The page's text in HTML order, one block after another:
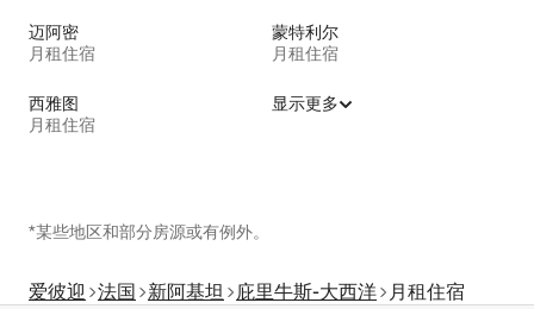
迈阿密
月租住宿
蒙特利尔
月租住宿
西雅图
月租住宿
显示更多
*某些地区和部分房源或有例外。
爱彼迎 法国 新阿基坦 庇里牛斯-大西洋 月租住宿